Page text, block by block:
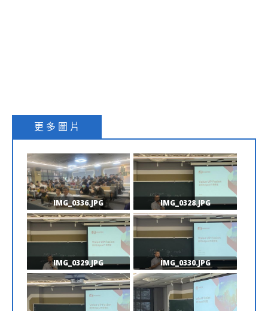
更 多 圖 片
IMG_0336.JPG IMG_0328.JPG
IMG_0329.JPG IMG_0330.JPG